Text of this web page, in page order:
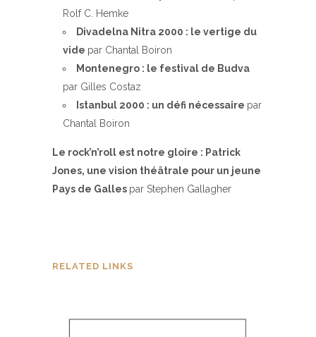
Rolf C. Hemke
Divadelna Nitra 2000 : le vertige du
vide par Chantal Boiron
Montenegro : le festival de Budva
par Gilles Costaz
Istanbul 2000 : un défi nécessaire par
Chantal Boiron
Le rock’n’roll est notre gloire : Patrick
Jones, une vision théâtrale pour un jeune
Pays de Galles par Stephen Gallagher
RELATED LINKS